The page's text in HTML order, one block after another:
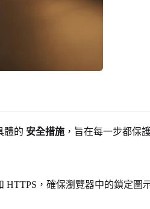
體的 安全措施 ，旨在每一步都保
HTTPS，確保瀏覽器中的鎖定